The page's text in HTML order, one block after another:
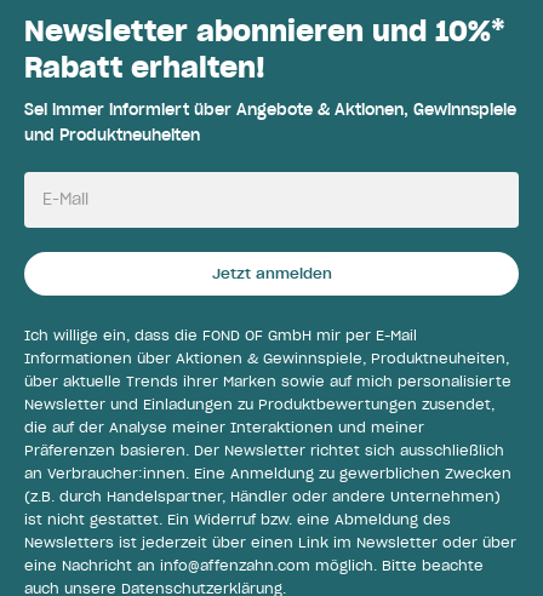
Newsletter abonnieren und 10%*
Rabatt erhalten!
Sei immer informiert über Angebote & Aktionen, Gewinnspiele
und Produktneuheiten
E-Mail
Jetzt anmelden
Ich willige ein, dass die FOND OF GmbH mir per E-Mail
Informationen über Aktionen & Gewinnspiele, Produktneuheiten,
über aktuelle Trends ihrer Marken sowie auf mich personalisierte
Newsletter und Einladungen zu Produktbewertungen zusendet,
die auf der Analyse meiner Interaktionen und meiner
Präferenzen basieren. Der Newsletter richtet sich ausschließlich
an Verbraucher:innen. Eine Anmeldung zu gewerblichen Zwecken
(z.B. durch Handelspartner, Händler oder andere Unternehmen)
ist nicht gestattet. Ein Widerruf bzw. eine Abmeldung des
Newsletters ist jederzeit über einen Link im Newsletter oder über
eine Nachricht an info@affenzahn.com möglich. Bitte beachte
auch unsere Datenschutzerklärung.